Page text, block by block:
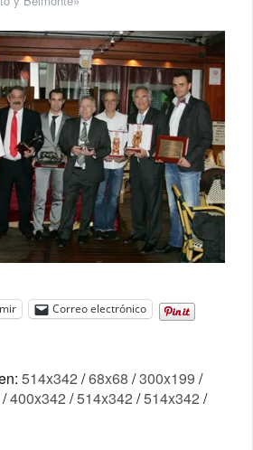
Correo electrónico
514x342 /68x68 /300x199 /
/400x342 /514x342 /514x342 /